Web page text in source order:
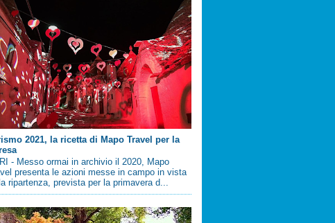
2021, la ricetta di Mapo Travel per la
- Messo ormai in archivio il 2020, Mapo
presenta le azioni messe in campo in vista
ripartenza, prevista per la primavera d...